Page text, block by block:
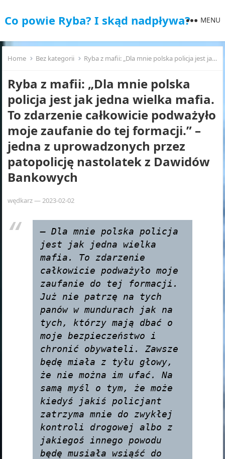
Co powie Ryba? I skąd nadpływa? MENU
Home Bez kategorii Ryba z mafii: „Dla mnie polska policja jest jak jedna wielka mafia. To zdarzenie całkowicie podważyło moje zaufanie do tej formacji.” – jedna z uprowadzonych przez patopolicję nastolatek z Dawidów Bankowych
Ryba z mafii: „Dla mnie polska
policja jest jak jedna wielka mafia.
To zdarzenie całkowicie podważyło
moje zaufanie do tej formacji.” –
jedna z uprowadzonych przez
patopolicję nastolatek z Dawidów
Bankowych
wędkarz—2023-02-02
— Dla mnie polska policja
jest jak jedna wielka
mafia. To zdarzenie
całkowicie podważyło moje
zaufanie do tej formacji.
Już nie patrzę na tych
panów w mundurach jak na
tych, którzy mają dbać o
moje bezpieczeństwo i
chronić obywateli. Zawsze
będę miała z tyłu głowy,
że nie można im ufać. Na
samą myśl o tym, że może
kiedyś jakiś policjant
zatrzyma mnie do zwykłej
kontroli drogowej albo z
jakiegoś innego powodu
będę musiała wsiąść do